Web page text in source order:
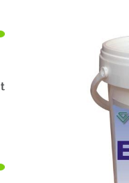
immagini